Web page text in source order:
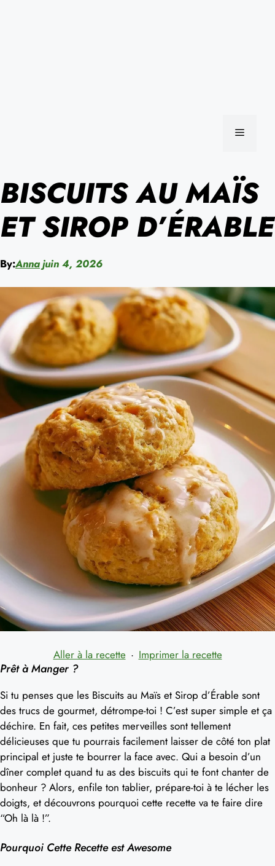
MENU
BISCUITS AU MAÏS
ET SIROP D’ÉRABLE
By:Annajuin 4, 2026
Aller à la recette · Imprimer la recette
Prêt à Manger ?
Si tu penses que les Biscuits au Maïs et Sirop d’Érable sont
des trucs de gourmet, détrompe-toi ! C’est super simple et ça
déchire. En fait, ces petites merveilles sont tellement
délicieuses que tu pourrais facilement laisser de côté ton plat
principal et juste te bourrer la face avec. Qui a besoin d’un
dîner complet quand tu as des biscuits qui te font chanter de
bonheur ? Alors, enfile ton tablier, prépare-toi à te lécher les
doigts, et découvrons pourquoi cette recette va te faire dire
“Oh là là !”.
Pourquoi Cette Recette est Awesome